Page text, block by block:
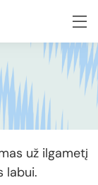
už ilgametį
labui.